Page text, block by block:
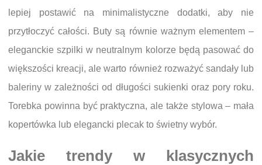
lepiej postawić na minimalistyczne dodatki, aby nie
przytłoczyć całości. Buty są równie ważnym elementem –
eleganckie szpilki w neutralnym kolorze będą pasować do
większości kreacji, ale warto również rozważyć sandały lub
baleriny w zależności od długości sukienki oraz pory roku.
Torebka powinna być praktyczna, ale także stylowa – mała
kopertówka lub elegancki plecak to świetny wybór.
Jakie trendy w klasycznych